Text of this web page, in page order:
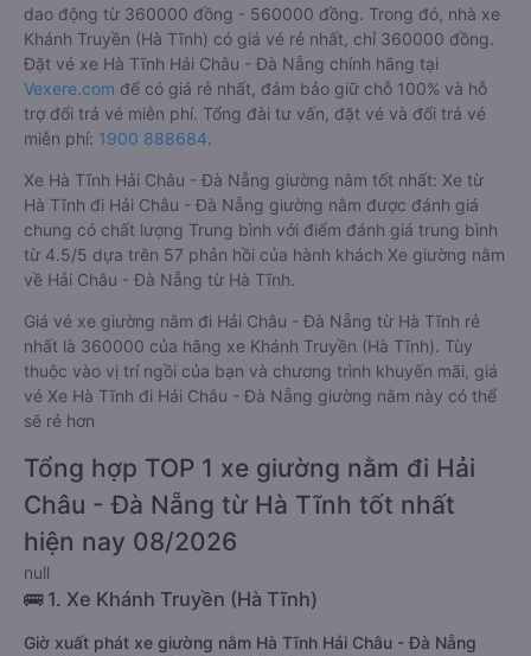
dao động từ 360000 đồng - 560000 đồng. Trong đó, nhà xe
Khánh Truyền (Hà Tĩnh) có giá vé rẻ nhất, chỉ 360000 đồng.
Đặt vé xe Hà Tĩnh Hải Châu - Đà Nẵng chính hãng tại
Vexere.com để có giá rẻ nhất, đảm bảo giữ chỗ 100% và hỗ
trợ đổi trả vé miễn phí. Tổng đài tư vấn, đặt vé và đổi trả vé
miễn phí: 1900 888684.
Xe Hà Tĩnh Hải Châu - Đà Nẵng giường nằm tốt nhất: Xe từ
Hà Tĩnh đi Hải Châu - Đà Nẵng giường nằm được đánh giá
chung có chất lượng Trung bình với điểm đánh giá trung bình
từ 4.5/5 dựa trên 57 phản hồi của hành khách Xe giường nằm
về Hải Châu - Đà Nẵng từ Hà Tĩnh.
Giá vé xe giường nằm đi Hải Châu - Đà Nẵng từ Hà Tĩnh rẻ
nhất là 360000 của hãng xe Khánh Truyền (Hà Tĩnh). Tùy
thuộc vào vị trí ngồi của bạn và chương trình khuyến mãi, giá
vé Xe Hà Tĩnh đi Hải Châu - Đà Nẵng giường nằm này có thể
sẽ rẻ hơn
Tổng hợp TOP 1 xe giường nằm đi Hải
Châu - Đà Nẵng từ Hà Tĩnh tốt nhất
hiện nay 08/2026
null
🚌 1. Xe Khánh Truyền (Hà Tĩnh)
Giờ xuất phát xe giường nằm Hà Tĩnh Hải Châu - Đà Nẵng